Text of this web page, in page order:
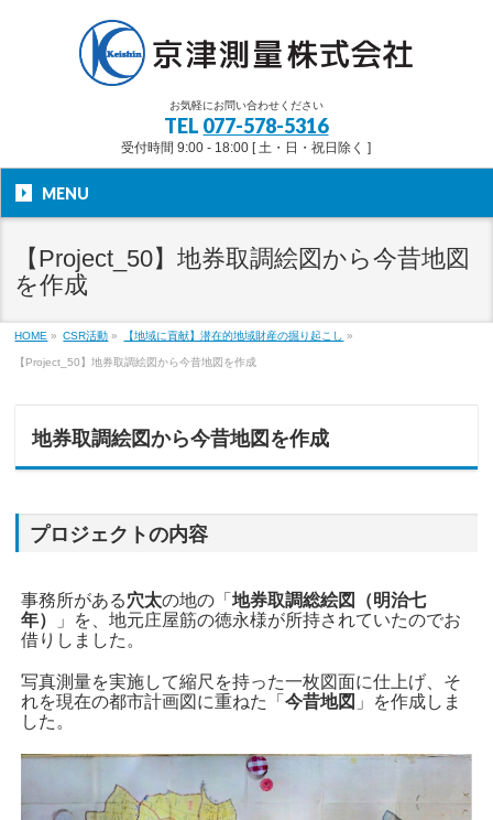
お気軽にお問い合わせください
TEL 077-578-5316
受付時間 9:00 - 18:00 [ 土・日・祝日除く ]
MENU
【Project_50】地券取調絵図から今昔地図
を作成
HOME » CSR活動 » 【地域に貢献】潜在的地域財産の掘り起こし »
【Project_50】地券取調絵図から今昔地図を作成
地券取調絵図から今昔地図を作成
プロジェクトの内容
事務所がある穴太の地の「地券取調総絵図（明治七
年）
」を、地元庄屋筋の徳永様が所持されていたのでお
借りしました。
写真測量を実施して縮尺を持った一枚図面に仕上げ、そ
れを現在の都市計画図に重ねた「今昔地図 」を作成しま
した。